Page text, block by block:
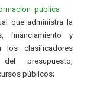
que administra la
financiamiento y
los clasificadores
presupuesto,
públicos;